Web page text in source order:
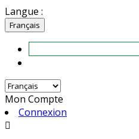
Langue :
Français
Mon Compte
Connexion
